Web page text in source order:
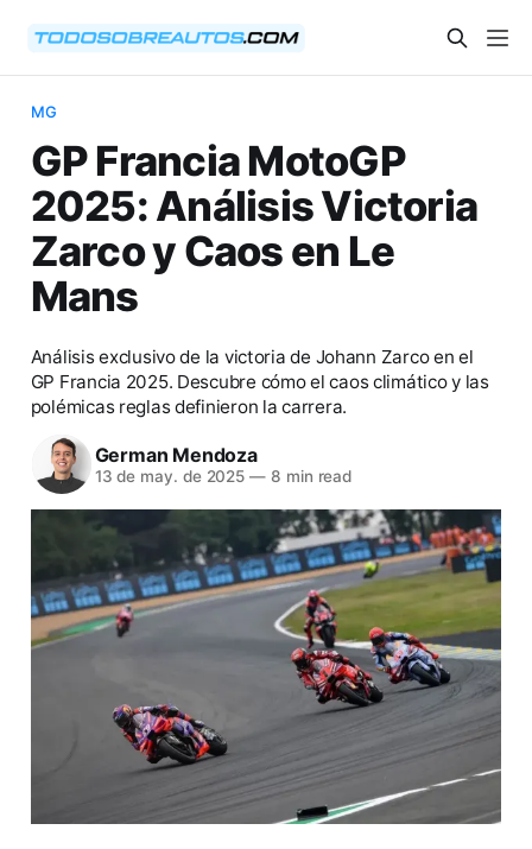
MG
GP Francia MotoGP
2025: Análisis Victoria
Zarco y Caos en Le
Mans
Análisis exclusivo de la victoria de Johann Zarco en el
GP Francia 2025. Descubre cómo el caos climático y las
polémicas reglas definieron la carrera.
German Mendoza
13 de may. de 2025 — 8 min read